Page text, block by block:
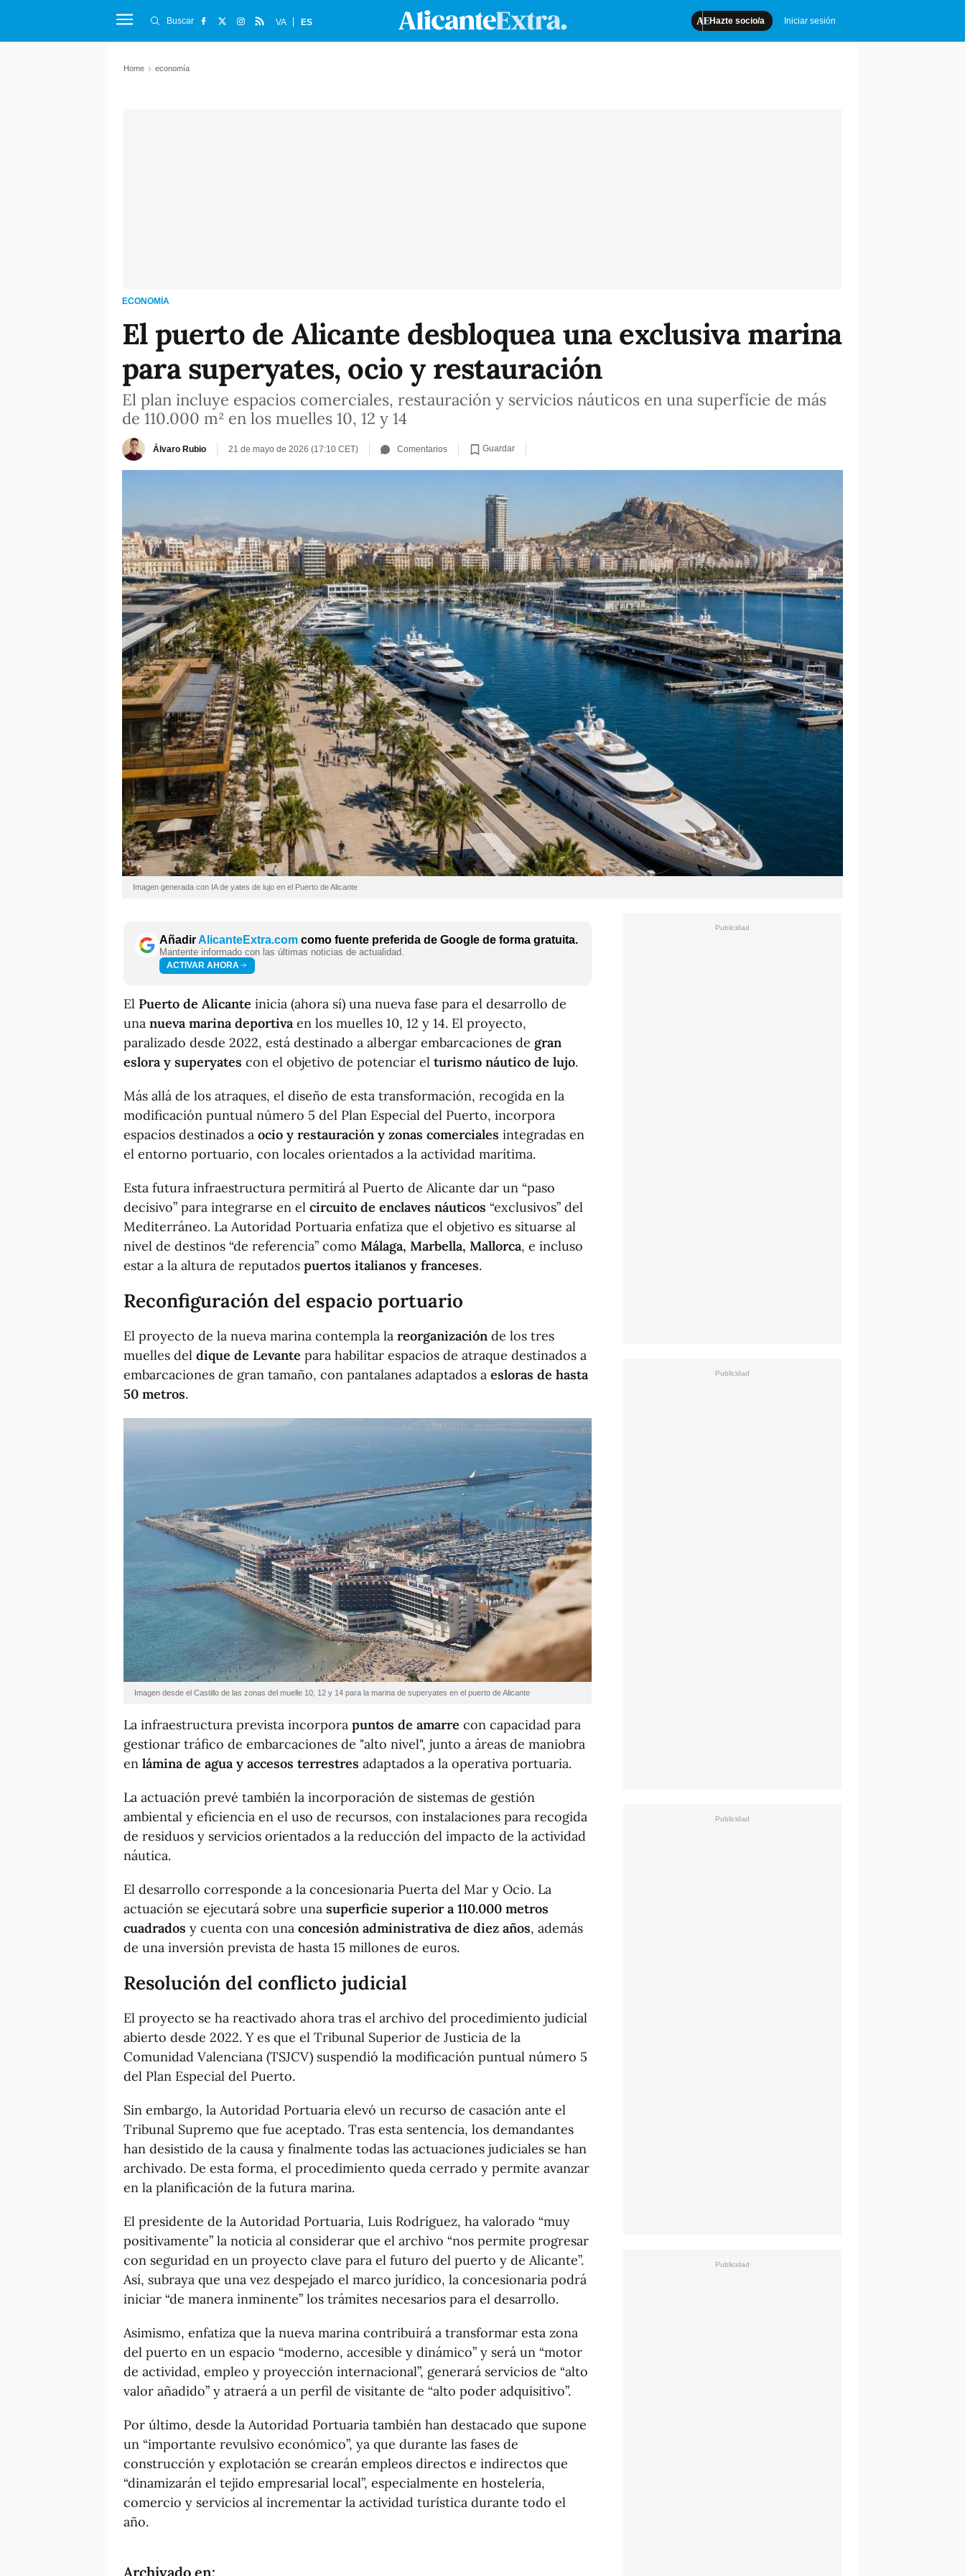
Hazte socio/a Iniciar sesión
Buscar VA ES
Home economía
ECONOMÍA
El puerto de Alicante desbloquea una exclusiva marina
para superyates, ocio y restauración
El plan incluye espacios comerciales, restauración y servicios náuticos en una superfície de más
de 110.000 m² en los muelles 10, 12 y 14
Álvaro Rubio 21 de mayo de 2026 (17:10 CET) Comentarios Guardar
Imagen generada con IA de yates de lujo en el Puerto de Alicante
AñadirAlicanteExtra.com como fuente preferida de Google de forma gratuita.
Mantente informado con las últimas noticias de actualidad.
ACTIVAR AHORA
El Puerto de Alicante inicia (ahora sí) una nueva fase para el desarrollo de
una nueva marina deportiva en los muelles 10, 12 y 14. El proyecto,
paralizado desde 2022, está destinado a albergar embarcaciones de gran
eslora y superyates con el objetivo de potenciar el turismo náutico de lujo.
Más allá de los atraques, el diseño de esta transformación, recogida en la
modificación puntual número 5 del Plan Especial del Puerto, incorpora
espacios destinados a ocio y restauración y zonas comerciales integradas en
el entorno portuario, con locales orientados a la actividad marítima.
Esta futura infraestructura permitirá al Puerto de Alicante dar un “paso
decisivo” para integrarse en el circuito de enclaves náuticos “exclusivos” del
Mediterráneo. La Autoridad Portuaria enfatiza que el objetivo es situarse al
nivel de destinos “de referencia” como Málaga, Marbella, Mallorca, e incluso
estar a la altura de reputados puertos italianos y franceses.
Reconfiguración del espacio portuario
El proyecto de la nueva marina contempla la reorganización de los tres
muelles del dique de Levante para habilitar espacios de atraque destinados a
embarcaciones de gran tamaño, con pantalanes adaptados a esloras de hasta
50 metros.
Imagen desde el Castillo de las zonas del muelle 10, 12 y 14 para la marina de superyates en el puerto de Alicante
La infraestructura prevista incorpora puntos de amarre con capacidad para
gestionar tráfico de embarcaciones de "alto nivel", junto a áreas de maniobra
en lámina de agua y accesos terrestres adaptados a la operativa portuaria.
La actuación prevé también la incorporación de sistemas de gestión
ambiental y eficiencia en el uso de recursos, con instalaciones para recogida
de residuos y servicios orientados a la reducción del impacto de la actividad
náutica.
El desarrollo corresponde a la concesionaria Puerta del Mar y Ocio. La
actuación se ejecutará sobre una superficie superior a 110.000 metros
cuadrados y cuenta con una concesión administrativa de diez años, además
de una inversión prevista de hasta 15 millones de euros.
Resolución del conflicto judicial
El proyecto se ha reactivado ahora tras el archivo del procedimiento judicial
abierto desde 2022. Y es que el Tribunal Superior de Justicia de la
Comunidad Valenciana (TSJCV) suspendió la modificación puntual número 5
del Plan Especial del Puerto.
Sin embargo, la Autoridad Portuaria elevó un recurso de casación ante el
Tribunal Supremo que fue aceptado. Tras esta sentencia, los demandantes
han desistido de la causa y finalmente todas las actuaciones judiciales se han
archivado. De esta forma, el procedimiento queda cerrado y permite avanzar
en la planificación de la futura marina.
El presidente de la Autoridad Portuaria, Luis Rodríguez, ha valorado “muy
positivamente” la noticia al considerar que el archivo “nos permite progresar
con seguridad en un proyecto clave para el futuro del puerto y de Alicante”.
Así, subraya que una vez despejado el marco jurídico, la concesionaria podrá
iniciar “de manera inminente” los trámites necesarios para el desarrollo.
Asimismo, enfatiza que la nueva marina contribuirá a transformar esta zona
del puerto en un espacio “moderno, accesible y dinámico” y será un “motor
de actividad, empleo y proyección internacional”, generará servicios de “alto
valor añadido” y atraerá a un perfil de visitante de “alto poder adquisitivo”.
Por último, desde la Autoridad Portuaria también han destacado que supone
un “importante revulsivo económico”, ya que durante las fases de
construcción y explotación se crearán empleos directos e indirectos que
“dinamizarán el tejido empresarial local”, especialmente en hostelería,
comercio y servicios al incrementar la actividad turística durante todo el
año.
Archivado en: